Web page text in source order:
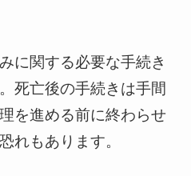
に関する必要な手続き
死亡後の手続きは手間
を進める前に終わらせ
れもあります。